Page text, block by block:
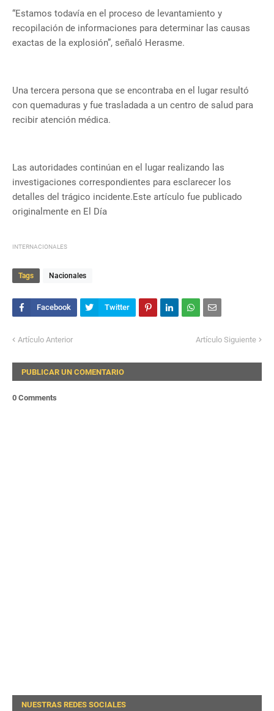
“Estamos todavía en el proceso de levantamiento y
recopilación de informaciones para determinar las causas
exactas de la explosión”, señaló Herasme.
Una tercera persona que se encontraba en el lugar resultó
con quemaduras y fue trasladada a un centro de salud para
recibir atención médica.
Las autoridades continúan en el lugar realizando las
investigaciones correspondientes para esclarecer los
detalles del trágico incidente.Este artículo fue publicado
originalmente en El Día
INTERNACIONALES
Tags Nacionales
Artículo Anterior Artículo Siguiente
PUBLICAR UN COMENTARIO
0 Comments
NUESTRAS REDES SOCIALES